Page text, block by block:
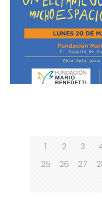
1 2 3
25
26 27